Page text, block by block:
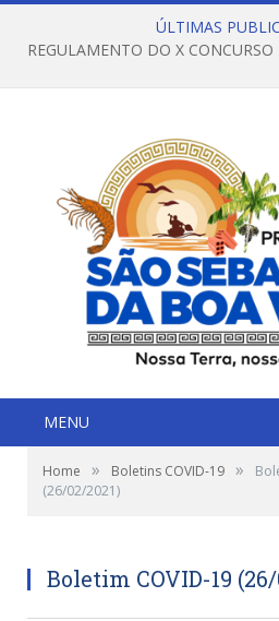
ÚLTIMAS
MENU
Home » Boletins COVID-19 »
(26/02/2021)
Boletim COVID-19